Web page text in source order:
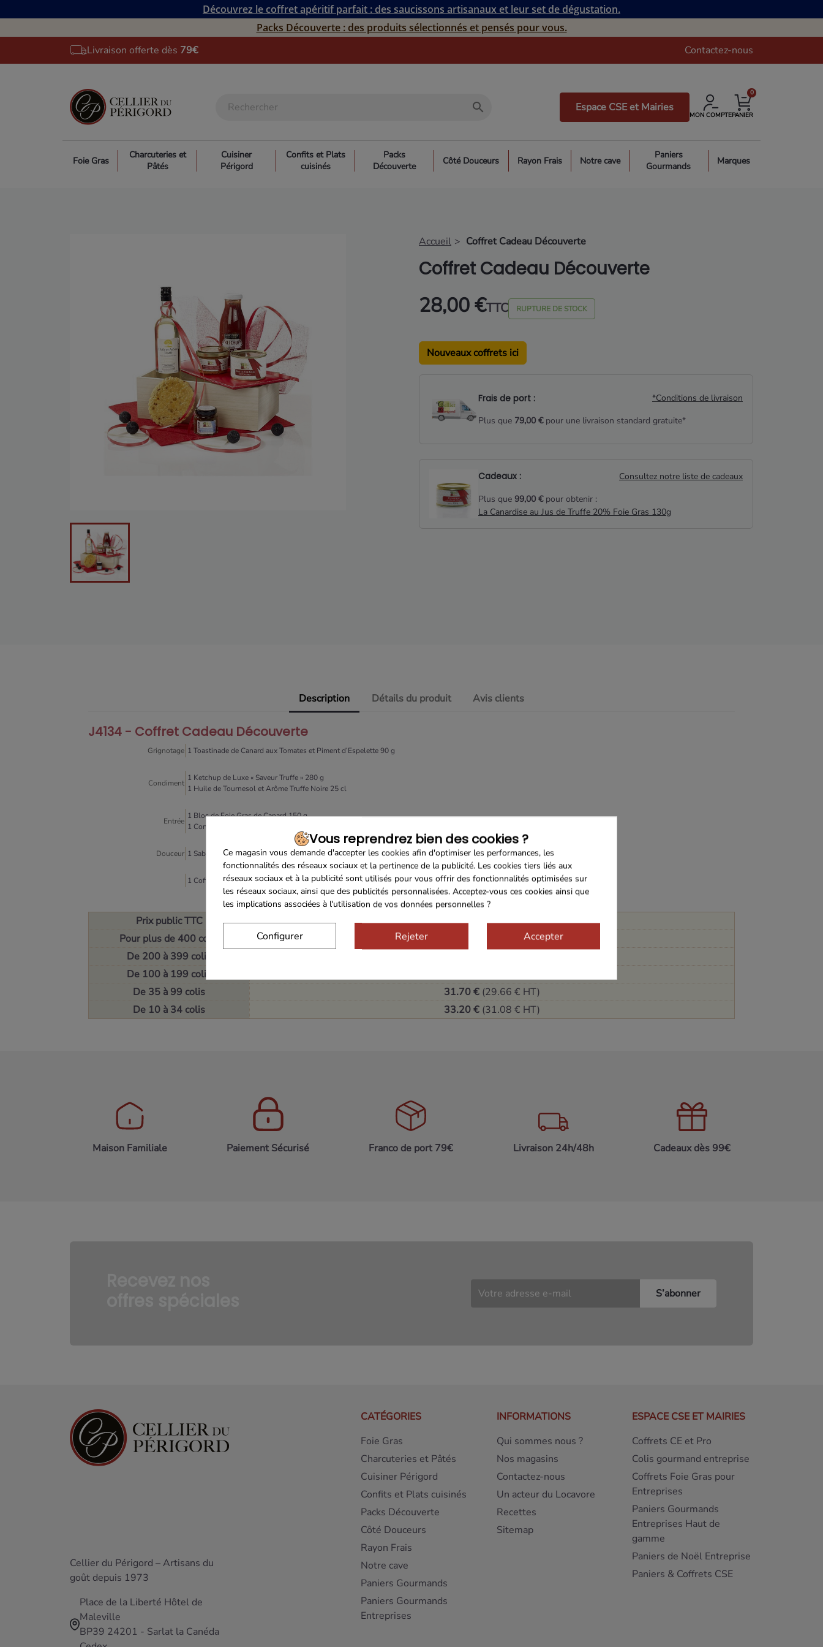
Découvrez le coffret apéritif parfait : des saucissons artisanaux et leur set de dégustation.
Packs Découverte : des produits sélectionnés et pensés pour vous.
Livraison offerte dès 79€ Contactez-nous
search Espace CSE et Mairies
MON COMPTEPANIER
0
Foie Gras
Charcuteries et
Pâtés
Cuisiner
Périgord
Confits et Plats
cuisinés
Packs
Découverte
Côté Douceurs Rayon Frais Notre cave
Paniers
Gourmands
Marques
Accueil Coffret Cadeau Découverte
Coffret Cadeau Découverte
28,00 €TTC RUPTURE DE STOCK
Nouveaux coffrets ici
Frais de port :
*Conditions de livraison
Plus que 79,00 €pour une livraison standard gratuite*
Cadeaux :
Consultez notre liste de cadeaux
Plus que 99,00 €pour obtenir :
La Canardise au Jus de Truffe 20% Foie Gras 130g
Description Détails du produit Avis clients
J4134 - Coffret Cadeau Découverte
Grignotage 1 Toastinade de Canard aux Tomates et Piment d’Espelette 90 g
Condiment
1 Ketchup de Luxe « Saveur Truffe » 280 g
1 Huile de Tournesol et Arôme Truffe Noire 25 cl
Entrée
1 Bloc de Foie Gras de Canard 150 g
1 Confit d’Oignons au Jus de Truffes 50 g
Douceur 1 Sablé Artisanal Abricot Coquelicot 50 g
1 Coffret Bois et Simili Cuir rouge (27 x 15 x 9.5 cm)
Prix public TTC 42.55 €
Pour plus de 400 colis
(26.15 € HT)
De 200 à 399 colis
De 100 à 199 colis
De 35 à 99 colis
31.70 € (29.66 € HT)
De 10 à 34 colis
33.20 € (31.08 € HT)
Maison Familiale Paiement Sécurisé Franco de port 79€ Livraison 24h/48h Cadeaux dès 99€
Cellier du Périgord – Artisans du
goût depuis 1973
Place de la Liberté Hôtel de
Maleville
BP39 24201 - Sarlat la Canéda
CATÉGORIES
Foie Gras
Charcuteries et Pâtés
Cuisiner Périgord
Confits et Plats cuisinés
Packs Découverte
Côté Douceurs
Rayon Frais
Notre cave
Paniers Gourmands
Paniers Gourmands
Entreprises
INFORMATIONS
Qui sommes nous ?
Nos magasins
Contactez-nous
Un acteur du Locavore
Recettes
Sitemap
ESPACE CSE ET MAIRIES
Coffrets CE et Pro
Colis gourmand entreprise
Coffrets Foie Gras pour
Entreprises
Paniers Gourmands
Entreprises Haut de
gamme
Paniers de Noël Entreprise
Paniers & Coffrets CSE
Vous reprendrez bien des cookies ?
Ce magasin vous demande d'accepter les cookies afin d'optimiser les performances, les
fonctionnalités des réseaux sociaux et la pertinence de la publicité. Les cookies tiers liés aux
réseaux sociaux et à la publicité sont utilisés pour vous offrir des fonctionnalités optimisées sur
les réseaux sociaux, ainsi que des publicités personnalisées. Acceptez-vous ces cookies ainsi que
les implications associées à l'utilisation de vos données personnelles ?
Configurer Rejeter Accepter